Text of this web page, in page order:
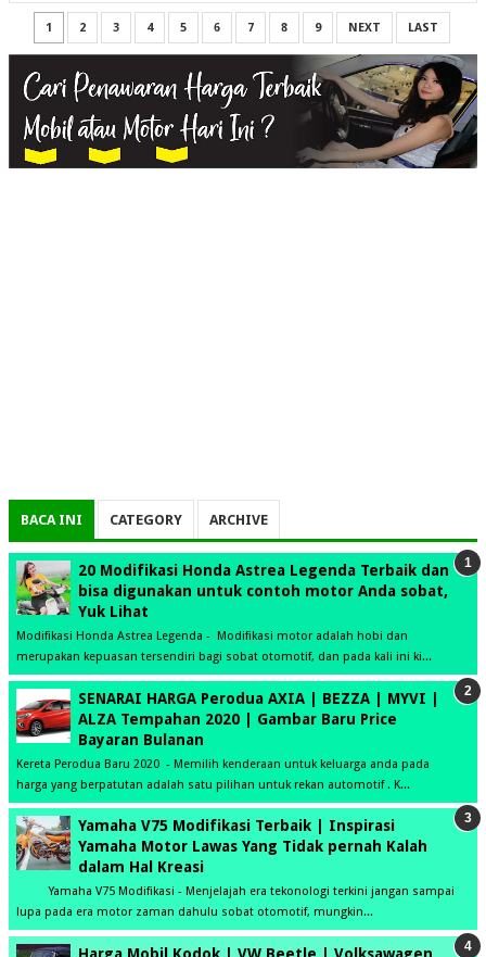
1 2 3 4 5 6 7 8 9 NEXT LAST
BACA INI CATEGORY ARCHIVE
20 Modifikasi Honda Astrea Legenda Terbaik dan
bisa digunakan untuk contoh motor Anda sobat,
Yuk Lihat
Modifikasi Honda Astrea Legenda - Modifikasi motor adalah hobi dan
merupakan kepuasan tersendiri bagi sobat otomotif, dan pada kali ini ki...
SENARAI HARGA Perodua AXIA | BEZZA | MYVI |
ALZA Tempahan 2020 | Gambar Baru Price
Bayaran Bulanan
Kereta Perodua Baru 2020 - Memilih kenderaan untuk keluarga anda pada
harga yang berpatutan adalah satu pilihan untuk rekan automotif . K...
Yamaha V75 Modifikasi Terbaik | Inspirasi
Yamaha Motor Lawas Yang Tidak pernah Kalah
dalam Hal Kreasi
Yamaha V75 Modifikasi - Menjelajah era tekonologi terkini jangan sampai
lupa pada era motor zaman dahulu sobat otomotif, mungkin...
Harga Mobil Kodok | VW Beetle | Volksawagen